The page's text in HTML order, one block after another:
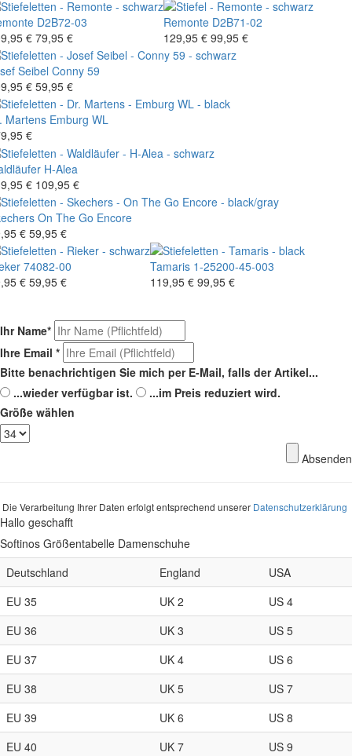
D2B72-03
€ 79,95 €
Remonte D2B71-02
129,95 € 99,95 €
Seibel Conny 59
€ 59,95 €
Martens Emburg WL
€
H-Alea
€ 109,95 €
On The Go Encore
€ 59,95 €
74082-00
€ 59,95 €
Tamaris 1-25200-45-003
119,95 € 99,95 €
Ihr Name*
Ihre Email *
Bitte benachrichtigen Sie mich per E-Mail, falls der Artikel...
...wieder verfügbar ist.
...im Preis reduziert wird.
Größe wählen
Absenden
Die Verarbeitung Ihrer Daten erfolgt entsprechend unserer Datenschutzerklärung
Hallo geschafft
Softinos Größentabelle Damenschuhe
Deutschland
England
USA
EU 35
UK 2
US 4
EU 36
UK 3
US 5
EU 37
UK 4
US 6
EU 38
UK 5
US 7
EU 39
UK 6
US 8
EU 40
UK 7
US 9